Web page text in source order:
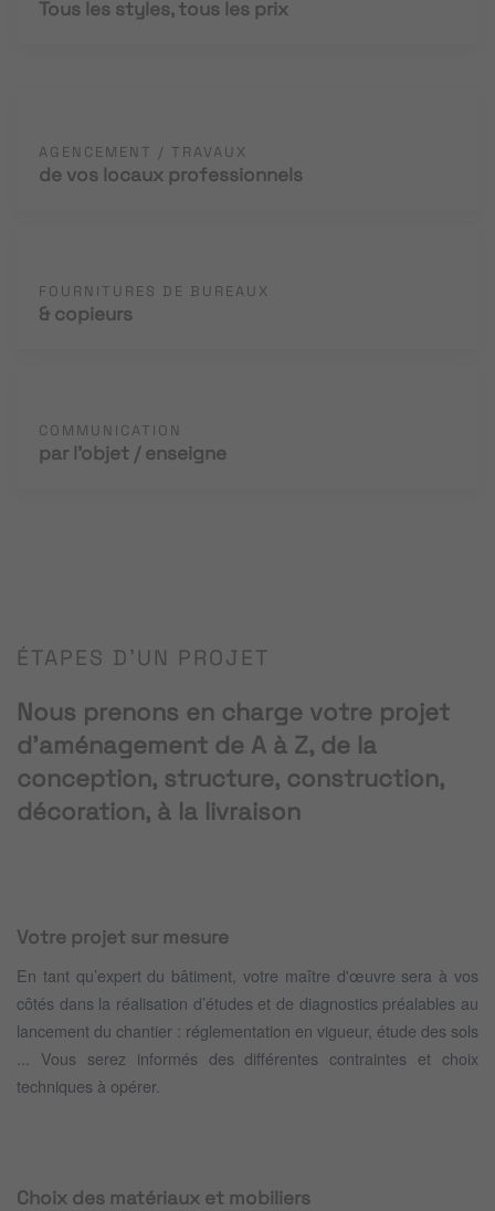
Tous les styles, tous les prix
AGENCEMENT / TRAVAUX
de vos locaux professionnels
FOURNITURES DE BUREAUX
& copieurs
COMMUNICATION
par l'objet / enseigne
ÉTAPES D'UN PROJET
Nous prenons en charge votre projet
d'aménagement de A à Z, de la
conception, structure, construction,
décoration, à la livraison
Votre projet sur mesure
En tant qu’expert du bâtiment, votre maître d'œuvre sera à vos
côtés dans la réalisation d’études et de diagnostics préalables au
lancement du chantier : réglementation en vigueur, étude des sols
... Vous serez informés des différentes contraintes et choix
techniques à opérer.
Choix des matériaux et mobiliers